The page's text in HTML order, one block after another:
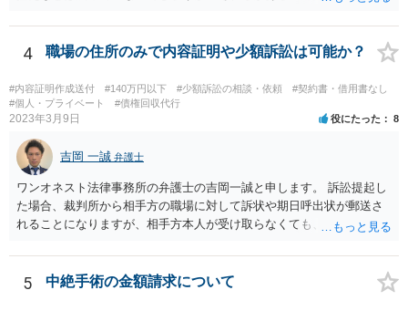
です。 彼の住所については住民票上の住所であれば調査することは可
能です。 弁護士に依頼した際の費用にいては現在弁護士費用が自由化
されており法律事務所によって異なりますので、あくまで目安となり
ますが、交渉を依頼すると①着手金が請求額×8％or10万円の高い方、
②成功報酬が16％、③実費というところでしょうか。法律事務所によ
っては別途日当を請求するところもあると思います。 勝訴の見込みや
回収の見込み、私にご依頼いただいた場合の費用については、詳細を
お伺いできればお伝えさせていただきますので、宜しければ、個別に
ご連絡頂けますと幸いです。 宜しくお願い致します。
4 職場の住所のみで内容証明や少額訴訟は可能か？
#内容証明作成送付 #140万円以下 #少額訴訟の相談・依頼
#契約書・借用書なし
#個人・プライベート
#債権回収代行
2023年3月9日 役にたった 8
吉岡 一誠 弁護士
ワンオネスト法律事務所の弁護士の吉岡一誠と申します。 訴訟提起し
た場合、裁判所から相手方の職場に対して訴状や期日呼出状が郵送さ
れることになりますが、相手方本人が受け取らなくても、勤務先の他
可能性があります。 諦めずに追及を続けることで回収に至ることはま
まあるため、少額訴訟につき前向きに検討して良いかと思います。
5 中絶手術の金額請求について